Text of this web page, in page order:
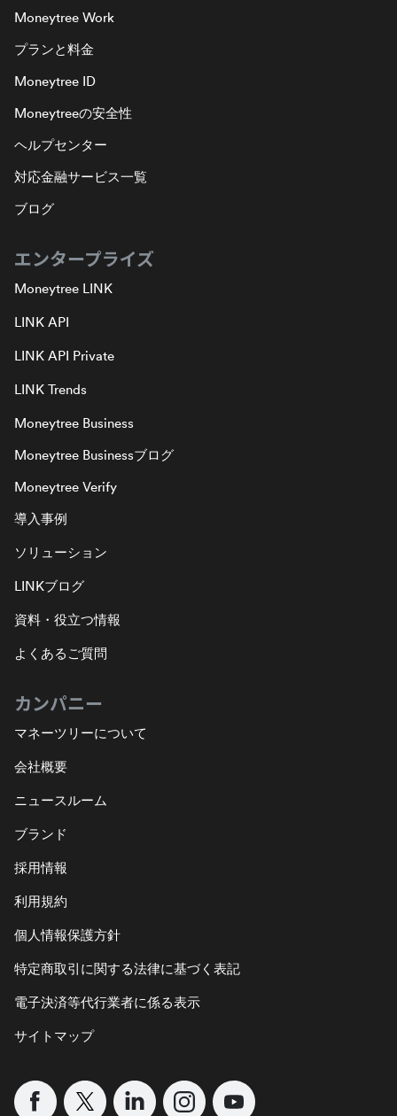
Moneytree Work
プランと料金
Moneytree ID
Moneytreeの安全性
ヘルプセンター
対応金融サービス一覧
ブログ
エンタープライズ
Moneytree LINK
LINK API
LINK API Private
LINK Trends
Moneytree Business
Moneytree Businessブログ
Moneytree Verify
導入事例
ソリューション
LINKブログ
資料・役立つ情報
よくあるご質問
カンパニー
マネーツリーについて
会社概要
ニュースルーム
ブランド
採用情報
利用規約
個人情報保護方針
特定商取引に関する法律に基づく表記
電子決済等代行業者に係る表示
サイトマップ